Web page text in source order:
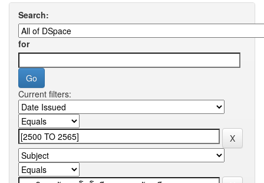
Search:
for
Current filters: